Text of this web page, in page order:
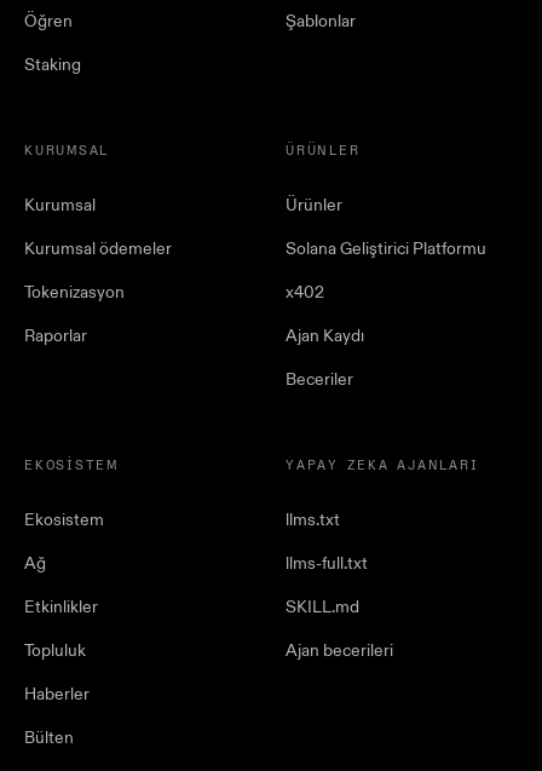
Öğren
Staking
Şablonlar
KURUMSAL
Kurumsal
Kurumsal ödemeler
Tokenizasyon
Raporlar
ÜRÜNLER
Ürünler
Solana Geliştirici Platformu
x402
Ajan Kaydı
Beceriler
EKOSISTEM
Ekosistem
Ağ
Etkinlikler
Topluluk
Haberler
Bülten
YAPAY ZEKA AJANLARI
llms.txt
llms-full.txt
SKILL.md
Ajan becerileri